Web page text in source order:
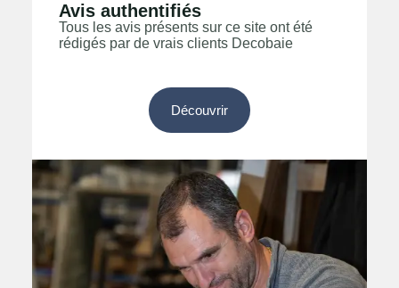
Avis authentifiés
Tous les avis présents sur ce site ont été
rédigés par de vrais clients Decobaie
Découvrir